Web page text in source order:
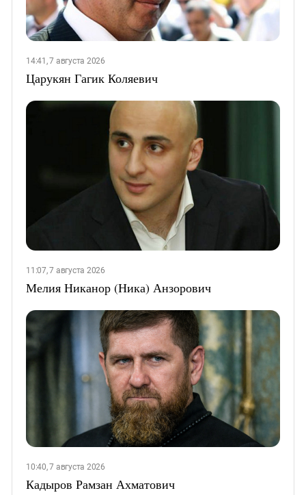
14:41, 7 августа 2026
Царукян Гагик Коляевич
11:07, 7 августа 2026
Мелия Никанор (Ника) Анзорович
10:40, 7 августа 2026
Кадыров Рамзан Ахматович